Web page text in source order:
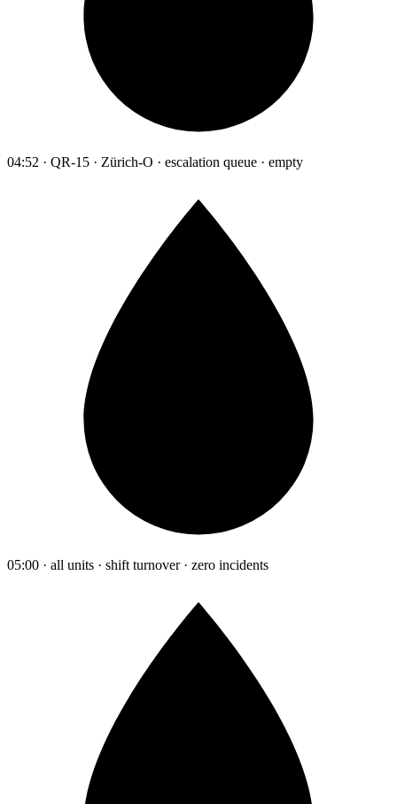
04:52 · QR-15 · Zürich-O · escalation queue · empty
05:00 · all units · shift turnover · zero incidents